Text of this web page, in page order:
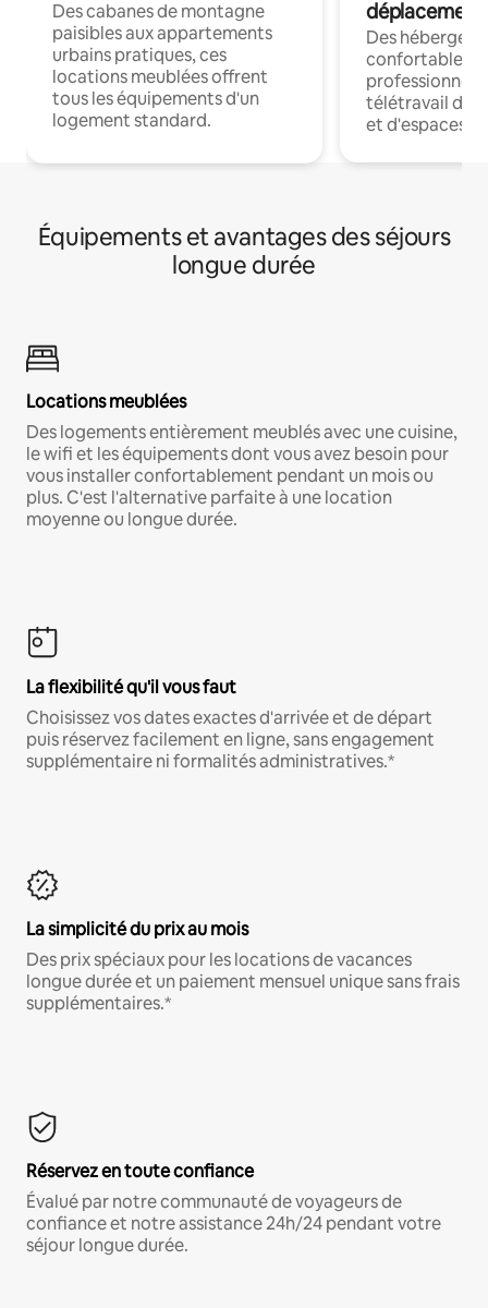
Des cabanes de montagne
paisibles aux appartements
urbains pratiques, ces
locations meublées offrent
tous les équipements d'un
logement standard.
déplacement
Des
confortables
professionnels
télétravail
et d'espaces
Équipements et avantages des séjours
longue durée
Locations meublées
Des logements entièrement meublés avec une cuisine,
le wifi et les équipements dont vous avez besoin pour
vous installer confortablement pendant un mois ou
plus. C'est l'alternative parfaite à une location
moyenne ou longue durée.
La flexibilité qu'il vous faut
Choisissez vos dates exactes d'arrivée et de départ
puis réservez facilement en ligne, sans engagement
supplémentaire ni formalités administratives.*
La simplicité du prix au mois
Des prix spéciaux pour les locations de vacances
longue durée et un paiement mensuel unique sans frais
supplémentaires.*
Réservez en toute confiance
Évalué par notre communauté de voyageurs de
confiance et notre assistance 24h/24 pendant votre
séjour longue durée.